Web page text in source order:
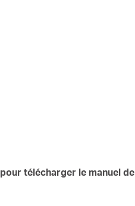
pour télécharger le manuel de